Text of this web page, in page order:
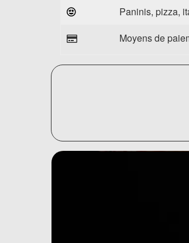
Paninis, pizza,
Moyens de